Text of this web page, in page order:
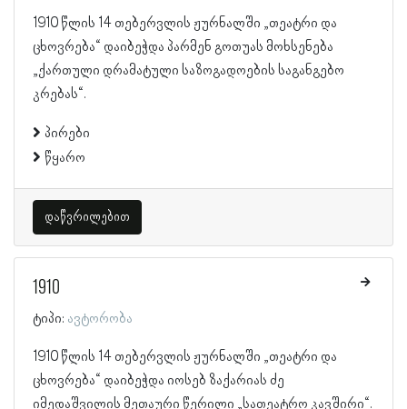
1910 წლის 14 თებერვლის ჟურნალში „თეატრი და
ცხოვრება“ დაიბეჭდა პარმენ გოთუას მოხსენება
„ქართული დრამატული საზოგადოების საგანგებო
კრებას“.
პირები
წყარო
დაწვრილებით
1910
ტიპი: ავტორობა
1910 წლის 14 თებერვლის ჟურნალში „თეატრი და
ცხოვრება“ დაიბეჭდა იოსებ ზაქარიას ძე
იმედაშვილის მეთაური წერილი „სათეატრო კავშირი“.